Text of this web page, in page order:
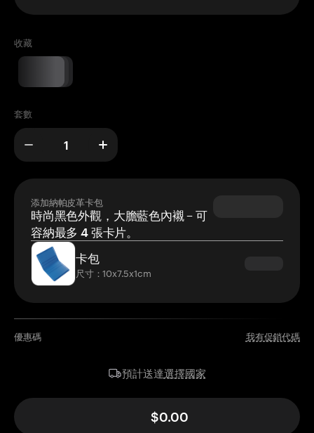
收藏
套數
添加納帕皮革卡包
時尚黑色外觀，大膽藍色內襯 – 可
容納最多 4 張卡片。
卡包
尺寸：10x7.5x1cm
優惠碼 我有促銷代碼
預計送達選擇國家
$0.00